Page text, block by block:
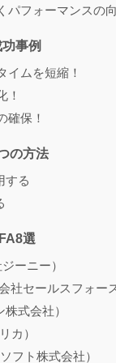
パフォーマンスの
事例
イムを短縮！
！
確保！
の方法
する
選
ーニー）
社セールスフォー
式会社）
カ）
フト株式会社）